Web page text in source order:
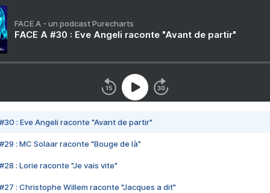
FACE A - un podcast Purecharts
FACE A #30 : Eve Angeli raconte "Avant de partir"
#30 : Eve Angeli raconte "Avant de partir"
#29 : MC Solaar raconte "Bouge de là"
#28 : Lorie raconte "Je vais vite"
#27 : Christophe Willem raconte "Jacques a dit"